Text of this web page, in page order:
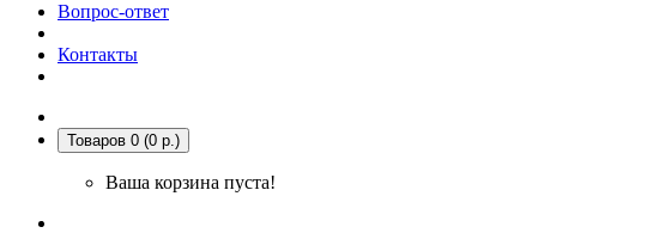
Вопрос-ответ
Контакты
Товаров 0 (0 р.)
Ваша корзина пуста!